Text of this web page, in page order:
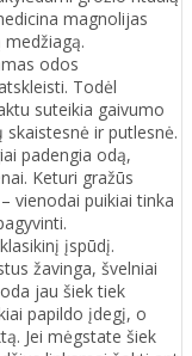
magnolijas
odos
Todėl
suteikia gaivumo
ir putlesnė.
padengia odą,
Keturi gražūs
vienodai puikiai tinka
įspūdį.
žavinga, švelniai
jau šiek tiek
papildo įdegį, o
Jei mėgstate šiek